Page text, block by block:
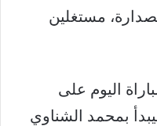
مستغلين
اليوم على
بمحمد الشناوي